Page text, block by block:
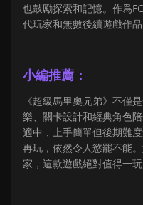
也鼓勵探索和記憶。作爲
代玩家和無數後續遊戲作品
小編推薦：
《超級馬里奧兄弟》不僅
樂、關卡設計和經典角色
適中，上手簡單但後期難
再玩，依然令人慾罷不能
家，這款遊戲絕對值得一玩